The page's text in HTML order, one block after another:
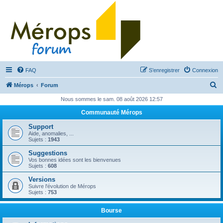
FAQ Connexion
S’enregistrer
Mérops Forum
h
r
Nous sommes le sam. 08 août 2026 12:57
Communauté Mérops
Support
Aide, anomalies, ...
Sujets : 1943
Suggestions
Vos bonnes idées sont les bienvenues
Sujets : 608
Versions
Suivre l'évolution de Mérops
Sujets : 753
Bourse